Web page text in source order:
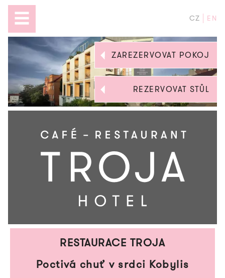
RESTAURACE TROJA
Poctivá chuť v srdci Kobylis
CZ EN
ZAREZERVOVAT POKOJ
REZERVOVAT STŮL